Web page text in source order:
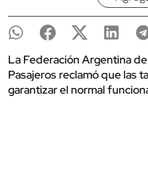
La Federación Argentina
Pasajeros reclamó que las
garantizar el normal